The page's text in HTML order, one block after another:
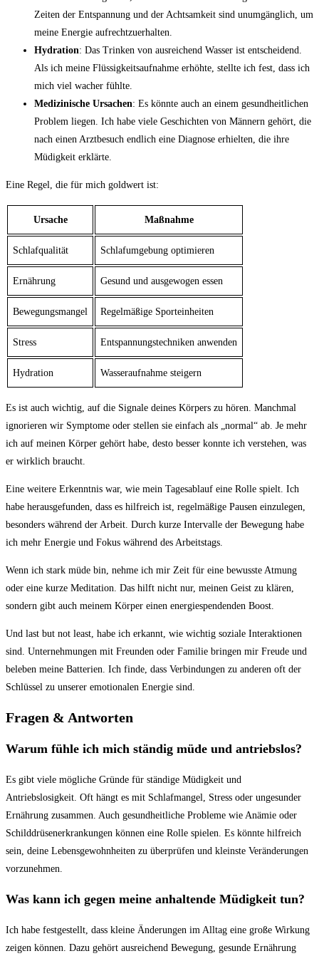
Zeiten der Entspannung und der Achtsamkeit sind unumgänglich, um
meine Energie aufrechtzuerhalten.
Hydration: Das Trinken von ausreichend Wasser ist entscheidend.
Als ich meine Flüssigkeitsaufnahme erhöhte, stellte ich fest, dass ich
mich viel wacher fühlte.
Medizinische Ursachen: Es könnte auch an einem gesundheitlichen
Problem liegen. Ich habe viele Geschichten von Männern gehört, die
nach einen Arztbesuch endlich eine Diagnose erhielten, die ihre
Müdigkeit erklärte.
Eine Regel, die für mich goldwert ist:
Ursache Maßnahme
Schlafqualität Schlafumgebung optimieren
Ernährung Gesund und ausgewogen essen
Bewegungsmangel Regelmäßige Sporteinheiten
Stress Entspannungstechniken anwenden
Hydration Wasseraufnahme steigern
Es ist auch wichtig, auf die Signale deines Körpers zu hören. Manchmal
ignorieren wir Symptome oder stellen sie einfach als „normal“ ab. Je mehr
ich auf meinen Körper gehört habe, desto besser konnte ich verstehen, was
er wirklich braucht.
Eine weitere Erkenntnis war, wie mein Tagesablauf eine Rolle spielt. Ich
habe herausgefunden, dass es hilfreich ist, regelmäßige Pausen einzulegen,
besonders während der Arbeit. Durch kurze Intervalle der Bewegung habe
ich mehr Energie und Fokus während des Arbeitstags.
Wenn ich stark müde bin, nehme ich mir Zeit für eine bewusste Atmung
oder eine kurze Meditation. Das hilft nicht nur, meinen Geist zu klären,
sondern gibt auch meinem Körper einen energiespendenden Boost.
Und last but not least, habe ich erkannt, wie wichtig soziale Interaktionen
sind. Unternehmungen mit Freunden oder Familie bringen mir Freude und
beleben meine Batterien. Ich finde, dass Verbindungen zu anderen oft der
Schlüssel zu unserer emotionalen Energie sind.
Fragen & Antworten
Warum fühle ich mich ständig müde und antriebslos?
Es gibt viele mögliche Gründe für ständige Müdigkeit und
Antriebslosigkeit. Oft hängt es mit Schlafmangel, Stress oder ungesunder
Ernährung zusammen. Auch gesundheitliche Probleme wie Anämie oder
Schilddrüsenerkrankungen können eine Rolle spielen. Es könnte hilfreich
sein, deine Lebensgewohnheiten zu überprüfen und kleinste Veränderungen
vorzunehmen.
Was kann ich gegen meine anhaltende Müdigkeit tun?
Ich habe festgestellt, dass kleine Änderungen im Alltag eine große Wirkung
zeigen können. Dazu gehört ausreichend Bewegung, gesunde Ernährung